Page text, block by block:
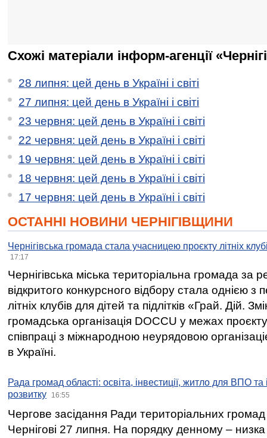
Схожі матеріали інформ-агенції
28 липня: цей день в Україні і світі
27 липня: цей день в Україні і світі
23 червня: цей день в Україні і світі
22 червня: цей день в Україні і світі
19 червня: цей день в Україні і світі
18 червня: цей день в Україні і світі
17 червня: цей день в Україні і світі
ОСТАННІ НОВИНИ ЧЕРНІГІВЩИНИ
Чернігівська громада стала учасницею проєкту літніх
17:17
Чернігівська міська територіальна громада за
відкритого конкурсного відбору стала однією
літніх клубів для дітей та підлітків «Грай. Дій.
громадська організація DOCCU у межах
співпраці з міжнародною неурядовою
в Україні.
Рада громад області: освіта, інвестиції, житло для ВПО
розвитку
16:55
Чергове засідання Ради територіальних громад
Чернігові 27 липня. На порядку денному –